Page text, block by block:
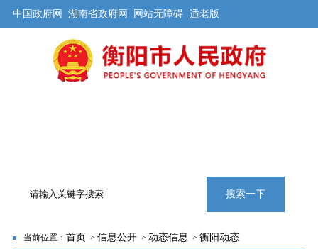
中国政府网 湖南省政府网 网站无障碍 适老版
搜索一下
当前位置： 首页 > 信息公开> 动态信息 > 衡阳动态